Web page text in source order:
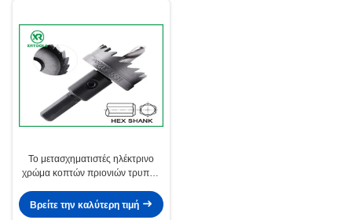
Το μετασχηματιστές ηλέκτρινο
χρώμα κοπτών πριονιών τρυπών
τελειώνει τη βέλτιστη διάρκεια
Βρείτε την καλύτερη τιμή